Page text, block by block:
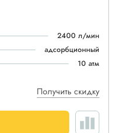
2400 л/мин
адсорбционный
10 атм
Получить скидку